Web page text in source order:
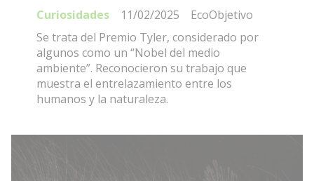
EcoObjetivo
Curiosidades
11/02/2025
Se trata del Premio Tyler, considerado por
algunos como un “Nobel del medio
ambiente”. Reconocieron su trabajo que
muestra el entrelazamiento entre los
humanos y la naturaleza.